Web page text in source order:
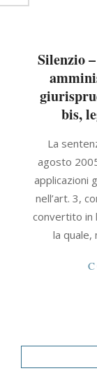
Silenzio
bis,
30
La
agosto
applicazioni
nell’art. 3,
convertito in
la quale,